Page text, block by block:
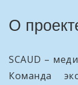
О
SCAUD –
Команда